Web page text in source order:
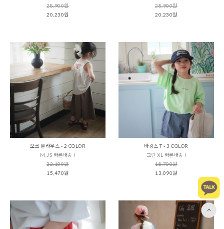
28,900원
20,230원
28,900원
20,230원
오크 블라우스 - 2 COLOR
M,JS 빠른배송 !
22,100원
15,470원
바캉스 T - 3 COLOR
그린 XL 빠른배송 !
18,700원
13,090원